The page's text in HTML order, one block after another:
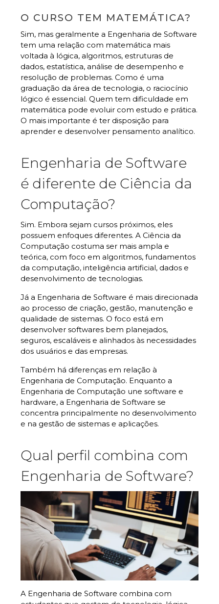
O CURSO TEM MATEMÁTICA?
Sim, mas geralmente a Engenharia de Software
tem uma relação com matemática mais
voltada à lógica, algoritmos, estruturas de
dados, estatística, análise de desempenho e
resolução de problemas. Como é uma
graduação da área de tecnologia, o raciocínio
lógico é essencial.Quem tem dificuldade em
matemática pode evoluir com estudo e prática.
O mais importante é ter disposição para
aprender e desenvolver pensamento analítico.
Engenharia de Software
é diferente de Ciência da
Computação?
Sim. Embora sejam cursos próximos, eles
possuem enfoques diferentes. A Ciência da
Computação costuma ser mais ampla e
teórica, com foco em algoritmos, fundamentos
da computação, inteligência artificial, dados e
desenvolvimento de tecnologias.
Já a Engenharia de Software é mais direcionada
ao processo de criação, gestão, manutenção e
qualidade de sistemas. O foco está em
desenvolver softwares bem planejados,
seguros, escaláveis e alinhados às necessidades
dos usuários e das empresas.
Também há diferenças em relação à
Engenharia de Computação. Enquanto a
Engenharia de Computação une software e
hardware, a Engenharia de Software se
concentra principalmente no desenvolvimento
e na gestão de sistemas e aplicações.
Qual perfil combina com
Engenharia de Software?
A Engenharia de Software combina com